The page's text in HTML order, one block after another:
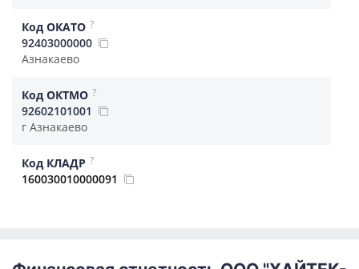
Код ОКАТО ?
92403000000
Азнакаево
Код ОКТМО ?
92602101001
г Азнакаево
Код КЛАДР ?
160030010000091